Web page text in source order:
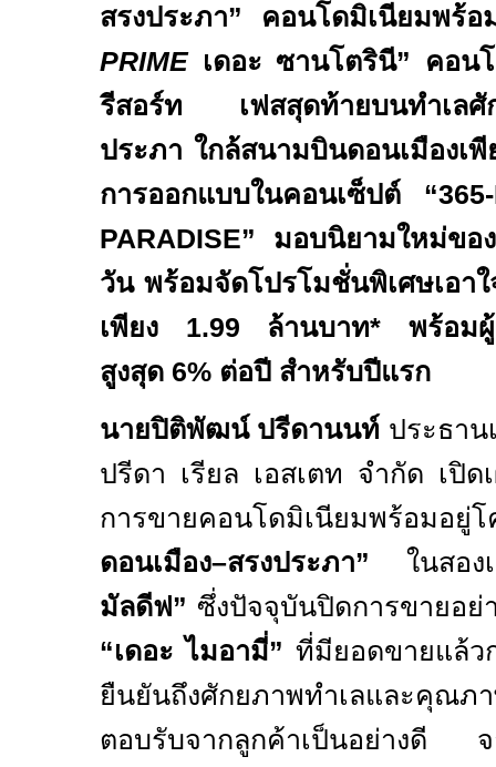
สรงประภา” คอนโดมิเนียมพร้อ
PRIME เดอะ ซานโตรินี” คอน
รีสอร์ท เฟสสุดท้ายบนทำเลศั
ประภา ใกล้สนามบินดอนเมืองเ
การออกแบบในคอนเซ็ปต์
PARADISE” มอบนิยามใหม่ข
วัน พร้อมจัดโปรโมชั่นพิเศษเอา
เพียง 1.99 ล้านบาท* พร้อมผู้
สูงสุด 6% ต่อปี สำหรับปีแรก
นายปิติพัฒน์ ปรีดานนท์ ประธา
ปรีดา เรียล เอสเตท จำกัด เปิด
การขายคอนโดมิเนียมพร้
ดอนเมือง–สรงประภา” ในสอ
มัลดีฟ” ซึ่งปัจจุบันปิดการขายอย่
“เดอะ ไมอามี่” ที่มียอดขายแล้
ยืนยันถึงศักยภาพทำเลและคุณภ
ตอบรับจากลูกค้าเป็นอย่างดี จ